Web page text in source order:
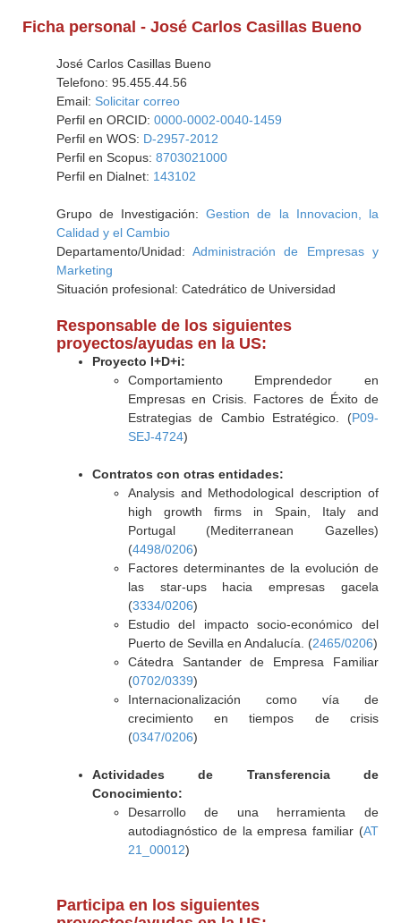
Ficha personal - José Carlos Casillas Bueno
José Carlos Casillas Bueno
Telefono: 95.455.44.56
Email: Solicitar correo
Perfil en ORCID: 0000-0002-0040-1459
Perfil en WOS: D-2957-2012
Perfil en Scopus: 8703021000
Perfil en Dialnet: 143102
Grupo de Investigación:Gestion de la Innovacion, la
Calidad y el Cambio
Departamento/Unidad:Administración de Empresas y
Marketing
Situación profesional: Catedrático de Universidad
Responsable de los siguientes
proyectos/ayudas en la US:
Proyecto I+D+i:
Comportamiento Emprendedor en
Empresas en Crisis. Factores de Éxito de
Estrategias de Cambio Estratégico. (P09-
SEJ-4724)
Contratos con otras entidades:
Analysis and Methodological description of
high growth firms in Spain, Italy and
Portugal (Mediterranean Gazelles)
(4498/0206)
Factores determinantes de la evolución de
las star-ups hacia empresas gacela
(3334/0206)
Estudio del impacto socio-económico del
Puerto de Sevilla en Andalucía. (2465/0206)
Cátedra Santander de Empresa Familiar
(0702/0339)
Internacionalización como vía de
crecimiento en tiempos de crisis
(0347/0206)
Actividades de Transferencia de
Conocimiento:
Desarrollo de una herramienta de
autodiagnóstico de la empresa familiar (AT
21_00012)
Participa en los siguientes